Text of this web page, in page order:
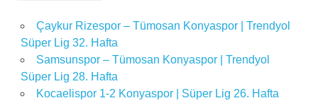
Çaykur Rizespor – Tümosan Konyaspor | Trendyol
Süper Lig 32. Hafta
Samsunspor – Tümosan Konyaspor | Trendyol
Süper Lig 28. Hafta
Kocaelispor 1-2 Konyaspor | Süper Lig 26. Hafta